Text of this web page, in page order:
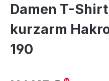
Damen T-
kurzarm
190